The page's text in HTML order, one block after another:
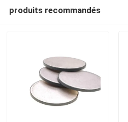
produits recommandés